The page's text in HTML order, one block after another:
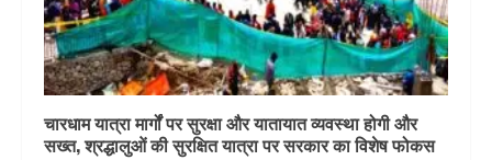
चारधाम यात्रा मार्गों पर सुरक्षा और यातायात व्यवस्था होगी और
सख्त, श्रद्धालुओं की सुरक्षित यात्रा पर सरकार का विशेष फोकस